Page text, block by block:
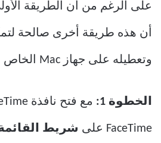
على الرغم من أن الطريقة
وتعطيله على جهاز Mac الخاص بك.
الخطوة 1:
FaceTime على شريط